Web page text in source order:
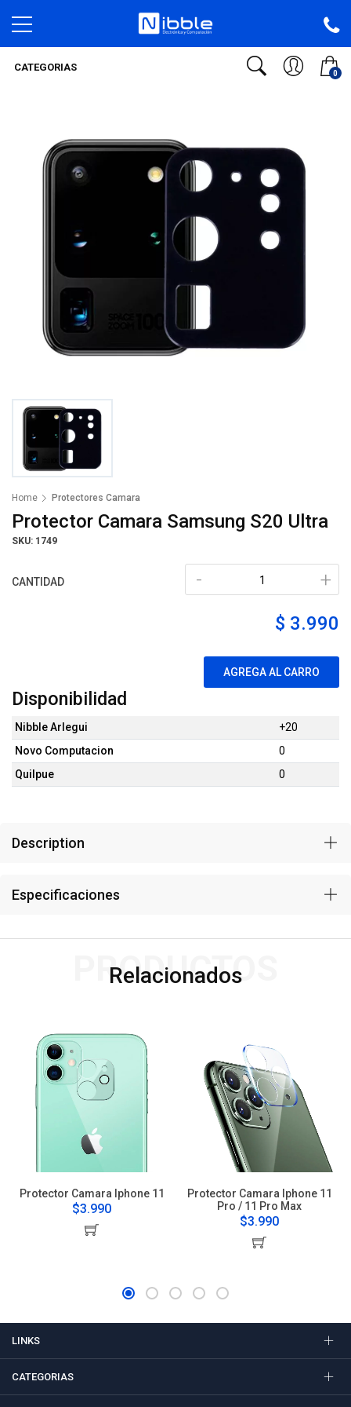
0
CATEGORIAS
Home Protectores Camara
Protector Camara Samsung S20 Ultra
SKU: 1749
CANTIDAD +
-
$ 3.990
AGREGA AL CARRO
Disponibilidad
Nibble Arlegui
+20
Novo Computacion
0
Quilpue
0
Description
Especificaciones
Relacionados
PRODUCTOS
Protector Camara Iphone 11
$3.990
Protector Camara Iphone 11
Pro / 11 Pro Max
$3.990
LINKS
CATEGORIAS